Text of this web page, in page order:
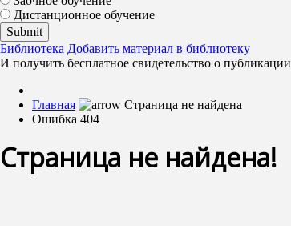
Дистанционное обучение
Библиотека Добавить материал в библиотеку
И получить бесплатное свидетельство о публикации
Главная
Ошибка 404
Страница не найдена!